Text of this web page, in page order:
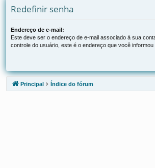
pi
d
os
Redefinir senha
Endereço de e-mail:
Este deve ser o endereço de e-mail associado à sua
controle do usuário, este é o endereço que você informou
Principal Índice do fórum